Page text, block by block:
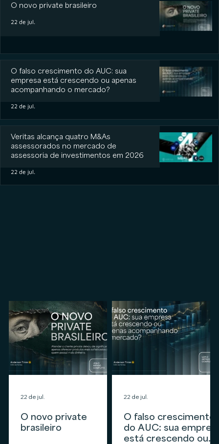
O novo private
brasileiro
22 de jul.
O falso crescimento
do AUC: sua
está crescendo ou
22 de jul.
O novo private brasileiro
22 de jul.
O falso crescimento do AUC: sua
empresa está crescendo ou apenas
acompanhando o mercado?
22 de jul.
Veritas alcança quatro M&As
assessorados no mercado de
assessoria de investimentos em 2026
22 de jul.